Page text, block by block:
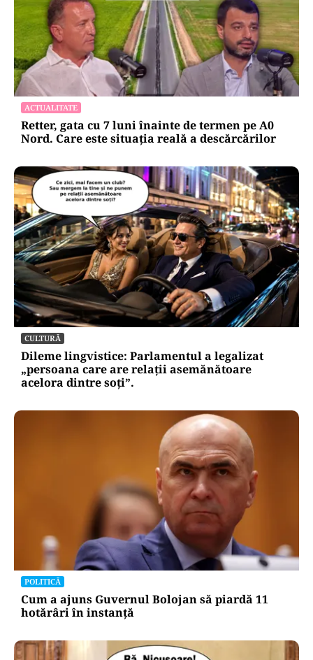
ACTUALITATE
Retter, gata cu 7 luni înainte de termen pe A0
Nord. Care este situația reală a descărcărilor
CULTURĂ
Dileme lingvistice: Parlamentul a legalizat
„persoana care are relații asemănătoare
acelora dintre soți”.
POLITICĂ
Cum a ajuns Guvernul Bolojan să piardă 11
hotărâri în instanță